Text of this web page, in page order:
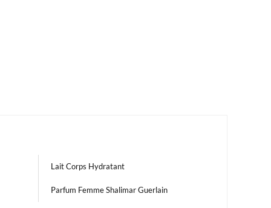
Lait Corps Hydratant
Parfum Femme Shalimar Guerlain